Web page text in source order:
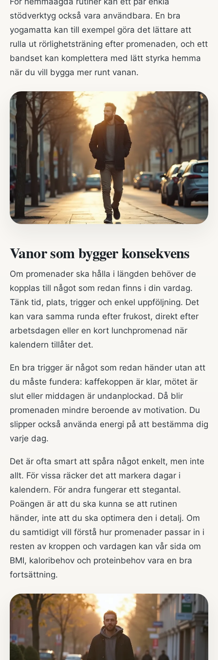
stödverktyg också vara användbara. En bra
yogamatta kan till exempel göra det lättare att
rulla ut rörlighetsträning efter promenaden, och ett
bandset kan komplettera med lätt styrka hemma
när du vill bygga mer runt vanan.
Vanor som bygger konsekvens
Om promenader ska hålla i längden behöver de
kopplas till något som redan finns i din vardag.
Tänk tid, plats, trigger och enkel uppföljning. Det
kan vara samma runda efter frukost, direkt efter
arbetsdagen eller en kort lunchpromenad när
kalendern tillåter det.
En bra trigger är något som redan händer utan att
du måste fundera: kaffekoppen är klar, mötet är
slut eller middagen är undanplockad. Då blir
promenaden mindre beroende av motivation. Du
slipper också använda energi på att bestämma dig
varje dag.
Det är ofta smart att spåra något enkelt, men inte
allt. För vissa räcker det att markera dagar i
kalendern. För andra fungerar ett stegantal.
Poängen är att du ska kunna se att rutinen
händer, inte att du ska optimera den i detalj. Om
du samtidigt vill förstå hur promenader passar in i
resten av kroppen och vardagen kan vår sida om
BMI, kaloribehov och proteinbehov vara en bra
fortsättning.